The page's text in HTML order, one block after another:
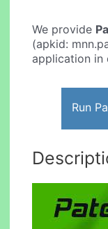
We provide
(apkid:
application in
Run